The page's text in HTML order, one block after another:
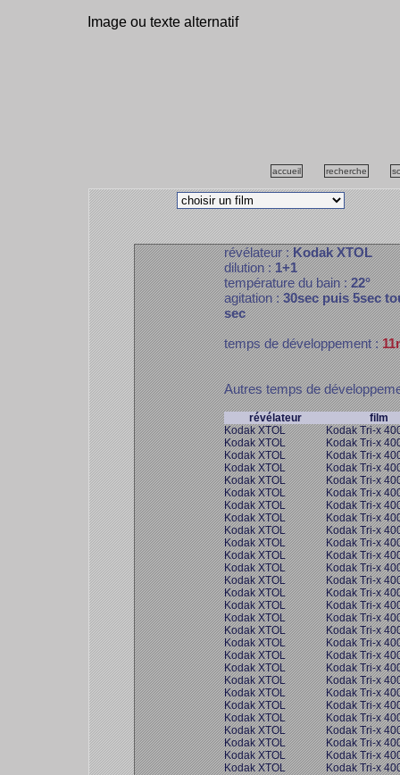
Image ou texte alternatif
accueil recherche
révélateur :Kodak XTOL
dilution :1+1
température du bain :22°
agitation :30sec puis 5sec
sec
temps de développement :
Autres temps de
révélateur
film
Kodak XTOL
Kodak Tri-x
Kodak XTOL
Kodak Tri-x
Kodak XTOL
Kodak Tri-x
Kodak XTOL
Kodak Tri-x
Kodak XTOL
Kodak Tri-x
Kodak XTOL
Kodak Tri-x
Kodak XTOL
Kodak Tri-x
Kodak XTOL
Kodak Tri-x
Kodak XTOL
Kodak Tri-x
Kodak XTOL
Kodak Tri-x
Kodak XTOL
Kodak Tri-x
Kodak XTOL
Kodak Tri-x
Kodak XTOL
Kodak Tri-x
Kodak XTOL
Kodak Tri-x
Kodak XTOL
Kodak Tri-x
Kodak XTOL
Kodak Tri-x
Kodak XTOL
Kodak Tri-x
Kodak XTOL
Kodak Tri-x
Kodak XTOL
Kodak Tri-x
Kodak XTOL
Kodak Tri-x
Kodak XTOL
Kodak Tri-x
Kodak XTOL
Kodak Tri-x
Kodak XTOL
Kodak Tri-x
Kodak XTOL
Kodak Tri-x
Kodak XTOL
Kodak Tri-x
Kodak XTOL
Kodak Tri-x
Kodak XTOL
Kodak Tri-x
Kodak XTOL
Kodak Tri-x